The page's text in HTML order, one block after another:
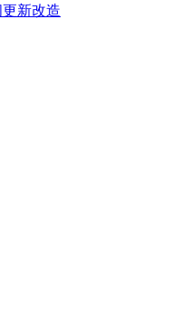
新改造